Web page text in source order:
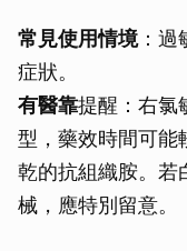
常見使用情境：過
症狀。
有醫靠提醒：右氯
型，藥效時間可能
乾的抗組織胺。若
械，應特別留意。